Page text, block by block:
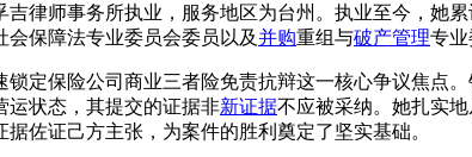
吉律师事务所执业，服务地区为台州。执业至今，她
保障法专业委员会委员以及并购重组与破产管理专业
锁定保险公司商业三者险免责抗辩这一核心争议焦点
运状态，其提交的证据非新证据不应被采纳。她扎实
佐证己方主张，为案件的胜利奠定了坚实基础。